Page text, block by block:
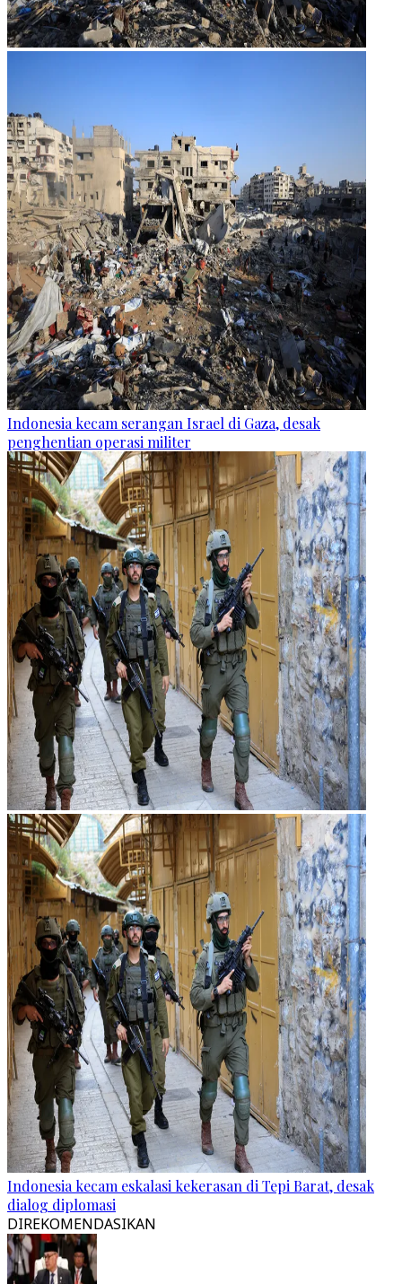
Indonesia kecam serangan Israel di Gaza, desak
penghentian operasi militer
Indonesia kecam eskalasi kekerasan di Tepi Barat, desak
dialog diplomasi
DIREKOMENDASIKAN